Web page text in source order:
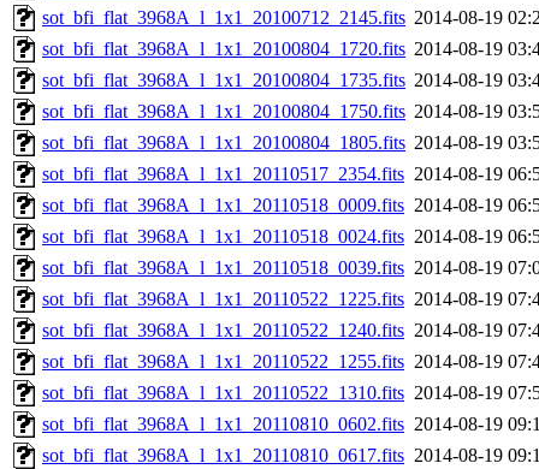
sot_bfi_flat_3968A_l_1x1_20100712_2145.fits 2014-08-19
sot_bfi_flat_3968A_l_1x1_20100804_1720.fits 2014-08-19
sot_bfi_flat_3968A_l_1x1_20100804_1735.fits 2014-08-19
sot_bfi_flat_3968A_l_1x1_20100804_1750.fits 2014-08-19
sot_bfi_flat_3968A_l_1x1_20100804_1805.fits 2014-08-19
sot_bfi_flat_3968A_l_1x1_20110517_2354.fits 2014-08-19
sot_bfi_flat_3968A_l_1x1_20110518_0009.fits 2014-08-19
sot_bfi_flat_3968A_l_1x1_20110518_0024.fits 2014-08-19
sot_bfi_flat_3968A_l_1x1_20110518_0039.fits 2014-08-19
sot_bfi_flat_3968A_l_1x1_20110522_1225.fits 2014-08-19
sot_bfi_flat_3968A_l_1x1_20110522_1240.fits 2014-08-19
sot_bfi_flat_3968A_l_1x1_20110522_1255.fits 2014-08-19
sot_bfi_flat_3968A_l_1x1_20110522_1310.fits 2014-08-19
sot_bfi_flat_3968A_l_1x1_20110810_0602.fits 2014-08-19
sot_bfi_flat_3968A_l_1x1_20110810_0617.fits 2014-08-19